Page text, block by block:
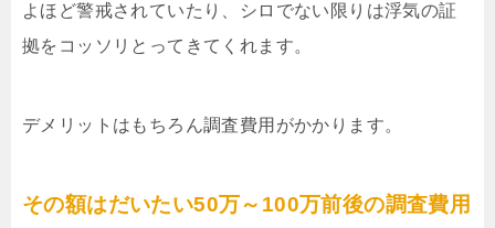
よほど警戒されていたり、シロでない限りは浮気の証
拠をコッソリとってきてくれます。
デメリットはもちろん調査費用がかかります。
その額はだいたい50万～100万前後の調査費用